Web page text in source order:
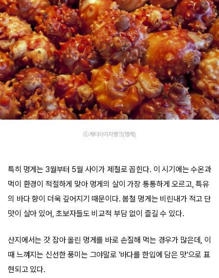
ⓒ게티이미지뱅크(멍게)
특히 멍게는 3월부터 5월 사이가 제철로 꼽힌다. 이 시기에는 수온과
먹이 환경이 적절하게 맞아 멍게의 살이 가장 통통하게 오르고, 특유
의 바다 향이 더욱 깊어지기 때문이다. 봄철 멍게는 비린내가 적고 단
맛이 살아 있어, 초보자들도 비교적 부담 없이 즐길 수 있다.
산지에서는 갓 잡아 올린 멍게를 바로 손질해 먹는 경우가 많은데, 이
때 느껴지는 신선한 풍미는 그야말로 '바다를 한입에 담은 맛'으로 표
현되고 있다.